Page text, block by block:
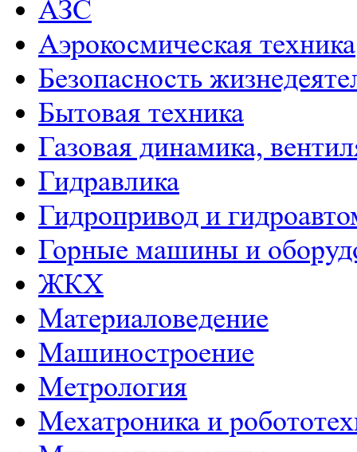
АЗС
Аэрокосмическая техника
Безопасность
Бытовая техника
Газовая динамика,
Гидравлика
Гидропривод и
Горные машины и
ЖКХ
Материаловедение
Машиностроение
Метрология
Мехатроника и